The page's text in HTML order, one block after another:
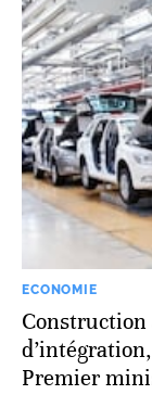
ECONOMIE
Premier